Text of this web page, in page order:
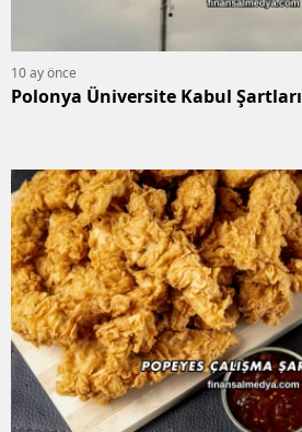
10 ay önce
Polonya Üniversite Kabul Şartları